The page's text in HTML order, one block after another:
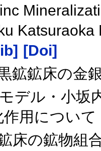
[Doi]
鉱鉱床の金
デル・小坂
用について
床の鉱物組